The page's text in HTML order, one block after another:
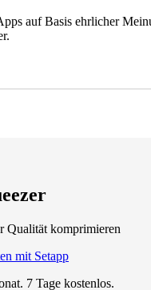
auf Basis ehrlicher
Qualität komprimieren
mit Setapp
7 Tage kostenlos.